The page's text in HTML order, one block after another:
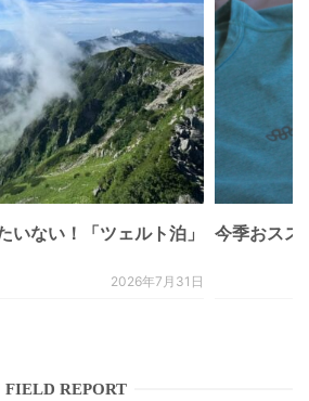
いない！「ツェルト泊」
2026年7月31日
今季おスス
FIELD REPORT